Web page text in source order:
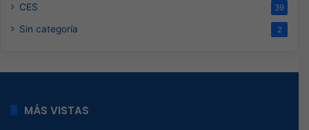
CES 39
Sin categoría 2
MÁS VISTAS